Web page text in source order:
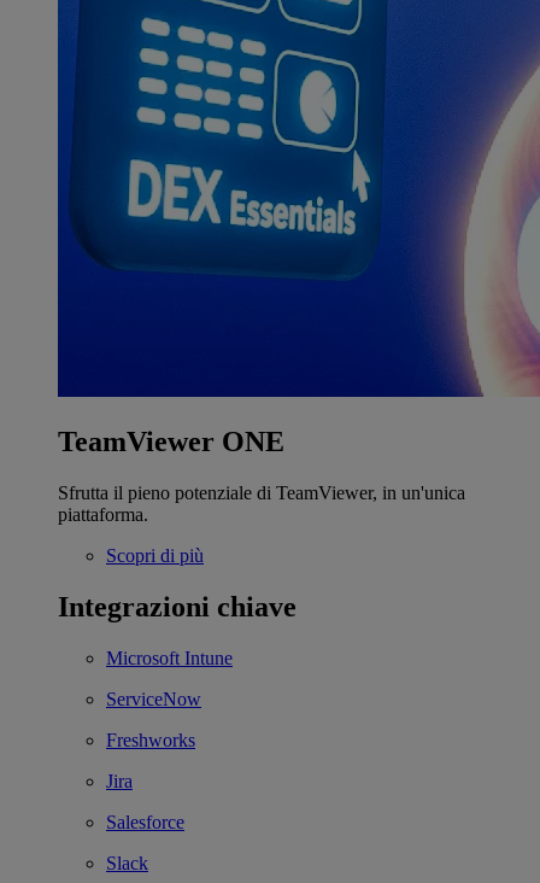
TeamViewer ONE
Sfrutta il pieno potenziale di TeamViewer, in un'unica
piattaforma.
Scopri di più
Integrazioni chiave
Microsoft Intune
ServiceNow
Freshworks
Jira
Salesforce
Slack